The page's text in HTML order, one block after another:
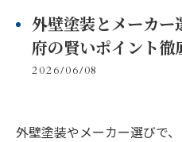
外壁塗装とメーカー
府の賢いポイント徹
2026/06/08
外壁塗装やメーカー選びで